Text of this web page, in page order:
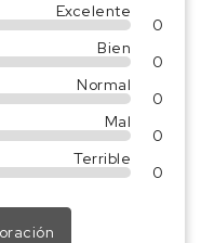
Excelente
0
Bien
0
Normal
0
Mal
0
Terrible
0